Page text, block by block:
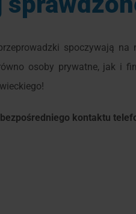
spoczywają
osoby prywatne, jak i
kontaktu